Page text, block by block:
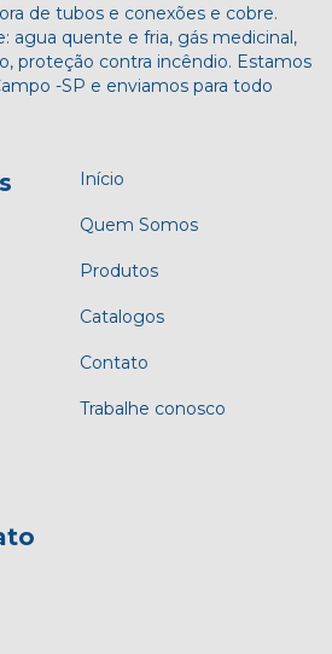
de tubos e conexões e cobre.
agua quente e fria, gás medicinal,
proteção contra incêndio. Estamos
-SP e enviamos para todo
Início
Quem Somos
Produtos
Catalogos
Contato
Trabalhe conosco